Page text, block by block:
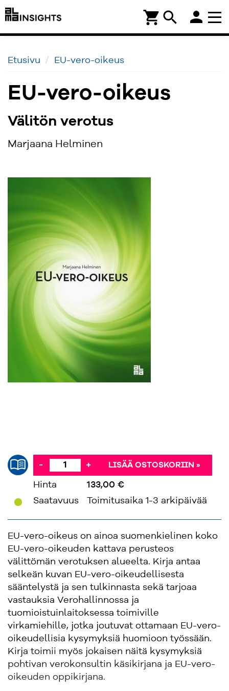
search
shopping_cart person
Etusivu EU-vero-oikeus
EU-vero-oikeus
Välitön verotus
Marjaana Helminen
- + LISÄÄ OSTOSKORIIN »
Hinta
133,00 €
Saatavuus
Toimitusaika 1-3 arkipäivää
EU-vero-oikeus on ainoa suomenkielinen koko
EU-vero-oikeuden kattava perusteos
välittömän verotuksen alueelta. Kirja antaa
selkeän kuvan EU-vero-oikeudellisesta
sääntelystä ja sen tulkinnasta sekä tarjoaa
vastauksia Verohallinnossa ja
tuomioistuinlaitoksessa toimiville
virkamiehille, jotka joutuvat ottamaan EU-vero-
oikeudellisia kysymyksiä huomioon työssään.
Kirja toimii myös jokaisen näitä kysymyksiä
pohtivan verokonsultin käsikirjana ja EU-vero-
oikeuden oppikirjana.